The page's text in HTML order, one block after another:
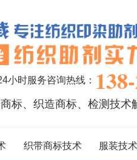
小时服务咨询热线：
标、织造商标、检测技术
织带商标技术 服装技术